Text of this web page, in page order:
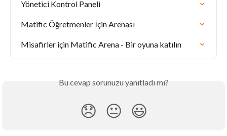
Yönetici Kontrol Paneli
Matific Öğretmenler İçin Arenası
Misafirler için Matific Arena - Bir oyuna katılın
Bu cevap sorunuzu yanıtladı mı?
😞 😐 😃